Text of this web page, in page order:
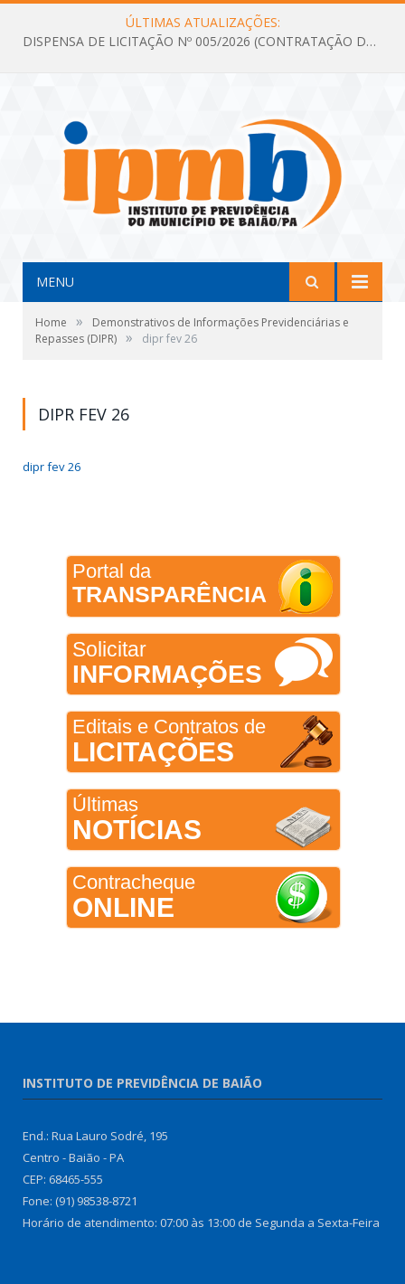
ÚLTIMAS ATUALIZAÇÕES:
DISPENSA DE LICITAÇÃO Nº 005/2026 (CONTRATAÇÃO DE SERVIÇOS TÉCNICOS DE CONSULTORIA E ASSESSORIA EM LICITAÇÃO COM ANÁLISE E ACOMPANHAMENTO DE PROCESSOS LICITATÓRIOS PARA ATENDER AS NECESSIDADES DO INSTITUTO DE PREVIDÊNCIA DO MUNICÍPIO DE BAIÃO – IPMB)
MENU
Home »
Demonstrativos de Informações Previdenciárias e
Repasses (DIPR) » dipr fev 26
DIPR FEV 26
dipr fev 26
Portal da
TRANSPARÊNCIA
Solicitar
INFORMAÇÕES
Editais e Contratos de
LICITAÇÕES
Últimas
NOTÍCIAS
Contracheque
ONLINE
INSTITUTO DE PREVIDÊNCIA DE BAIÃO
End.: Rua Lauro Sodré, 195
Centro - Baião - PA
CEP: 68465-555
Fone: (91) 98538-8721
Horário de atendimento: 07:00 às 13:00 de Segunda a Sexta-Feira